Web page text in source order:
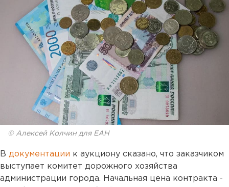
© Алексей Колчин для ЕАН
В документации к аукциону сказано, что заказчиком
выступает комитет дорожного хозяйства
администрации города. Начальная цена контракта -